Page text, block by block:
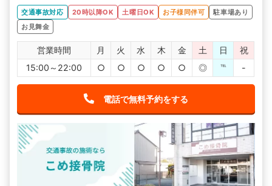
形では時間的に無理だったので遅くまでやっているのは本
当に助かりました。
おかげさまで痛みもなくなり回復しました。
交通事故対応 20時以降OK 土曜日OK お子様同伴可
駐車場あり
お見舞金
営業時間 月 火 水 木 金 土 日
祝
15:00～22:00
○ ○ ○ ○ ○ ◎ ℡ -
電話で無料予約をする